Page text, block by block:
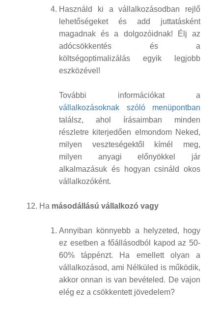
Használd ki a vállalkozásodban rejlő
lehetőségeket és add juttatásként
magadnak és a dolgozóidnak! Élj az
adócsökkentés és a
költségoptimalizálás egyik legjobb
eszközével!
További információkat a
vállalkozásoknak szóló menüpontban
találsz, ahol írásaimban minden
részletre kiterjedően elmondom Neked,
milyen veszteségektől kímél meg,
milyen anyagi előnyökkel jár
alkalmazásuk és hogyan csináld okos
vállalkozóként.
Ha másodállású vállalkozó vagy
Annyiban könnyebb a helyzeted, hogy
ez esetben a főállásodból kapod az 50-
60% táppénzt. Ha emellett olyan a
vállalkozásod, ami Nélküled is működik,
akkor onnan is van bevételed. De vajon
elég ez a csökkentett jövedelem?